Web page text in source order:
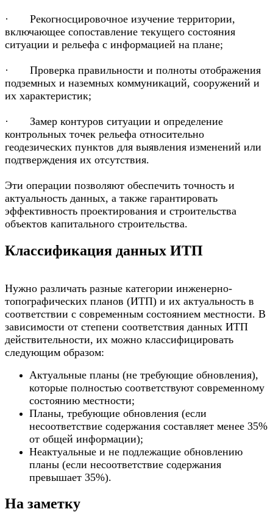
· Рекогносцировочное изучение территории,
включающее сопоставление текущего состояния
ситуации и рельефа с информацией на плане;
· Проверка правильности и полноты отображения
подземных и наземных коммуникаций, сооружений и
их характеристик;
· Замер контуров ситуации и определение
контрольных точек рельефа относительно
геодезических пунктов для выявления изменений или
подтверждения их отсутствия.
Эти операции позволяют обеспечить точность и
актуальность данных, а также гарантировать
эффективность проектирования и строительства
объектов капитального строительства.
Классификация данных ИТП
Нужно различать разные категории инженерно-
топографических планов (ИТП) и их актуальность в
соответствии с современным состоянием местности. В
зависимости от степени соответствия данных ИТП
действительности, их можно классифицировать
следующим образом:
Актуальные планы (не требующие обновления),
которые полностью соответствуют современному
состоянию местности;
Планы, требующие обновления (если
несоответствие содержания составляет менее 35%
от общей информации);
Неактуальные и не подлежащие обновлению
планы (если несоответствие содержания
превышает 35%).
На заметку